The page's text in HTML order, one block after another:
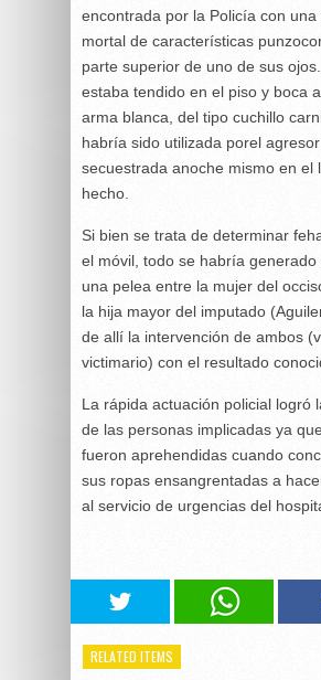
encontrada por la Policía con una
mortal de características
parte superior de uno de sus
estaba tendido en el piso y boca
arma blanca, del tipo cuchillo
habría sido utilizada porel
secuestrada anoche mismo en el
hecho.
Si bien se trata de determinar
el móvil, todo se habría
una pelea entre la mujer del
la hija mayor del imputado
de allí la intervención de ambos
victimario) con el resultado
La rápida actuación policial logró
de las personas implicadas ya
fueron aprehendidas cuando
sus ropas ensangrentadas a
al servicio de urgencias del
RELATED ITEMS